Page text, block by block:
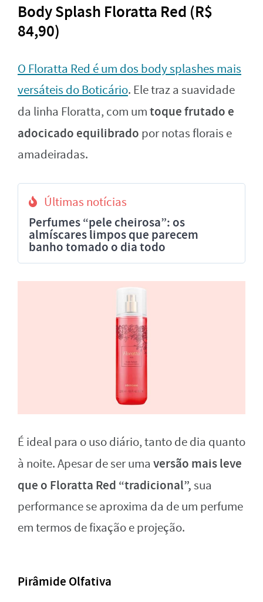
Body Splash Floratta Red (R$
84,90)
O Floratta Red é um dos body splashes mais
versáteis do Boticário. Ele traz a suavidade
da linha Floratta, com umtoque frutado e
adocicado equilibrado por notas florais e
amadeiradas.
Últimas notícias
Perfumes “pele cheirosa”: os
almíscares limpos que parecem
banho tomado o dia todo
É ideal para o uso diário, tanto de dia quanto
à noite. Apesar de ser uma versão mais leve
que o Floratta Red “tradicional”,sua
performance se aproxima da de um perfume
em termos de fixação e projeção.
Pirâmide Olfativa